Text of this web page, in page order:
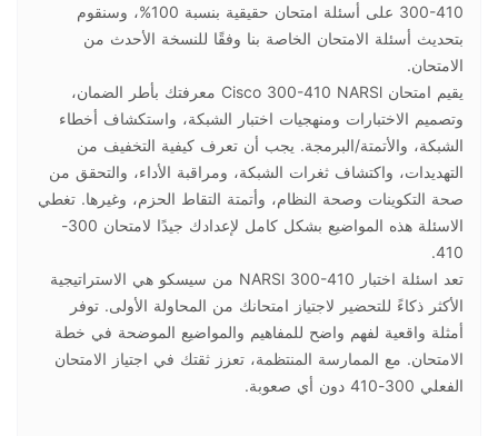
300-410 على أسئلة امتحان حقيقية بنسبة 100%، وسنقوم
بتحديث أسئلة الامتحان الخاصة بنا وفقًا للنسخة الأحدث من
الامتحان.
يقيم امتحان Cisco 300-410 NARSl معرفتك بأطر الضمان،
وتصميم الاختبارات ومنهجيات اختبار الشبكة، واستكشاف أخطاء
الشبكة، والأتمتة/البرمجة. يجب أن تعرف كيفية التخفيف من
التهديدات، واكتشاف ثغرات الشبكة، ومراقبة الأداء، والتحقق من
صحة التكوينات وصحة النظام، وأتمتة التقاط الحزم، وغيرها. تغطي
الاسئلة هذه المواضيع بشكل كامل لإعدادك جيدًا لامتحان 300-
410.
تعد اسئلة اختبار NARSl 300-410 من سيسكو هي الاستراتيجية
الأكثر ذكاءً للتحضير لاجتياز امتحانك من المحاولة الأولى. توفر
أمثلة واقعية لفهم واضح للمفاهيم والمواضيع الموضحة في خطة
الامتحان. مع الممارسة المنتظمة، تعزز ثقتك في اجتياز الامتحان
الفعلي 300-410 دون أي صعوبة.